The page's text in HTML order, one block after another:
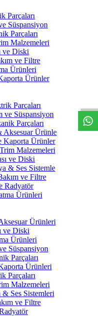
Parçaları
Süspansiyon
Parçaları
Malzemeleri
ve Diski
ve Filtre
Ürünleri
Ürünler
Parçaları
ve Süspansiyon
Parçaları
Ürünle
Kaporta Ürünler
Malzemeleri
ve Diski
& Ses Sistemle
ve Filtre
Radyatör
Ürünleri
Ürünleri
ve Diski
Ürünleri
Süspansiyon
Parçaları
Ürünleri
Parçaları
Malzemeleri
Ses Sistemleri
ve Filtre